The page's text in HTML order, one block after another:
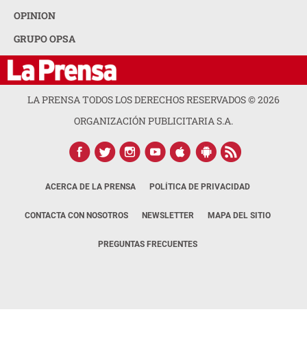
OPINION
GRUPO OPSA
LA PRENSA TODOS LOS DERECHOS RESERVADOS ©2026
ORGANIZACIÓN PUBLICITARIA S.A.
ACERCA DE LA PRENSA POLÍTICA DE PRIVACIDAD
CONTACTA CON NOSOTROS NEWSLETTER MAPA DEL SITIO
PREGUNTAS FRECUENTES